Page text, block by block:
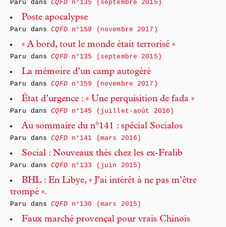
Paru dansCQFDn°135 (septembre 2015)
Poste apocalypse
Paru dansCQFDn°159 (novembre 2017)
« A bord, tout le monde était terrorisé »
Paru dansCQFDn°135 (septembre 2015)
La mémoire d’un camp autogéré
Paru dansCQFDn°159 (novembre 2017)
État d’urgence : « Une perquisition de fada »
Paru dansCQFDn°145 (juillet-août 2016)
Au sommaire du n°141 : spécial Socialos
Paru dansCQFDn°141 (mars 2016)
Social : Nouveaux thés chez les ex-Fralib
Paru dansCQFDn°133 (juin 2015)
BHL : En Libye, « J’ai intérêt à ne pas m’être
trompé ».
Paru dansCQFDn°130 (mars 2015)
Faux marché provençal pour vrais Chinois